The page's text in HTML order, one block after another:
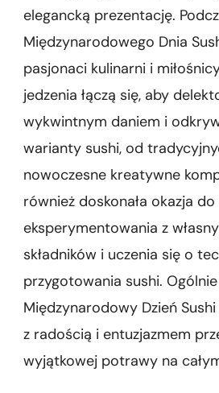
elegancką prezentację.
Międzynarodowego Dnia
pasjonaci kulinarni i
jedzenia łączą się, aby
wykwintnym daniem i
warianty sushi, od
nowoczesne kreatywne
również doskonała okazja do
eksperymentowania z
składników i uczenia się o
przygotowania sushi.
Międzynarodowy Dzień
z radością i entuzjazmem
wyjątkowej potrawy na